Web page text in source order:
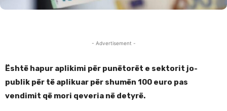
- Advertisement -
Është hapur aplikimi për punëtorët e sektorit jo-
publik për të aplikuar për shumën 100 euro pas
vendimit që mori qeveria në detyrë.